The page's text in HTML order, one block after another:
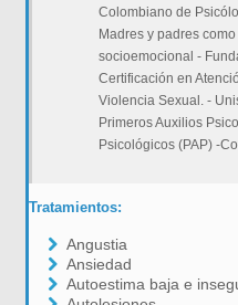
Colombiano de
Madres y padres
socioemocional -
Certificación en
Violencia Sexual. -
Primeros Auxilios
Psicológicos (PAP) -
Tratamientos:
Angustia
Ansiedad
Autoestima baja e